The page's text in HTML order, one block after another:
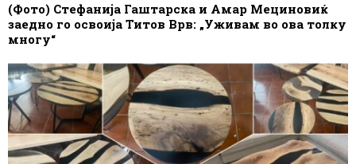
(Фото) Стефанија Гаштарска и Амар Мециновиќ
заедно го освоија Титов Врв: „Уживам во ова толку
многу“